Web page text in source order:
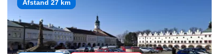
Afstand 27 km